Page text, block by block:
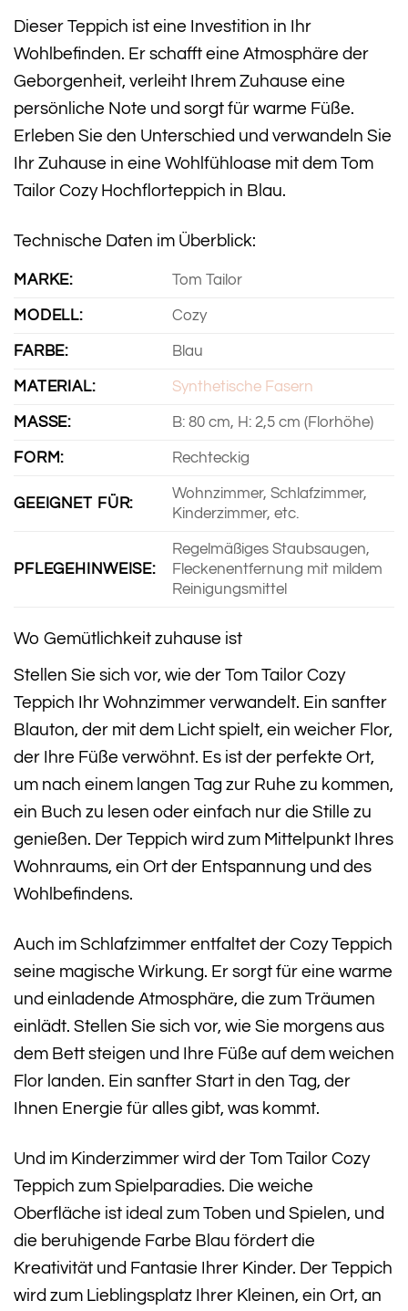
Dieser Teppich ist eine Investition in Ihr
Wohlbefinden. Er schafft eine Atmosphäre der
Geborgenheit, verleiht Ihrem Zuhause eine
persönliche Note und sorgt für warme Füße.
Erleben Sie den Unterschied und verwandeln Sie
Ihr Zuhause in eine Wohlfühloase mit dem Tom
Tailor Cozy Hochflorteppich in Blau.
Technische Daten im Überblick:
MARKE: Tom Tailor
MODELL: Cozy
FARBE: Blau
MATERIAL: Synthetische Fasern
MASSE: B: 80 cm, H: 2,5 cm (Florhöhe)
FORM: Rechteckig
GEEIGNET FÜR:
Wohnzimmer, Schlafzimmer,
Kinderzimmer, etc.
PFLEGEHINWEISE:
Regelmäßiges Staubsaugen,
Fleckenentfernung mit mildem
Reinigungsmittel
Wo Gemütlichkeit zuhause ist
Stellen Sie sich vor, wie der Tom Tailor Cozy
Teppich Ihr Wohnzimmer verwandelt. Ein sanfter
Blauton, der mit dem Licht spielt, ein weicher Flor,
der Ihre Füße verwöhnt. Es ist der perfekte Ort,
um nach einem langen Tag zur Ruhe zu kommen,
ein Buch zu lesen oder einfach nur die Stille zu
genießen. Der Teppich wird zum Mittelpunkt Ihres
Wohnraums, ein Ort der Entspannung und des
Wohlbefindens.
Auch im Schlafzimmer entfaltet der Cozy Teppich
seine magische Wirkung. Er sorgt für eine warme
und einladende Atmosphäre, die zum Träumen
einlädt. Stellen Sie sich vor, wie Sie morgens aus
dem Bett steigen und Ihre Füße auf dem weichen
Flor landen. Ein sanfter Start in den Tag, der
Ihnen Energie für alles gibt, was kommt.
Und im Kinderzimmer wird der Tom Tailor Cozy
Teppich zum Spielparadies. Die weiche
Oberfläche ist ideal zum Toben und Spielen, und
die beruhigende Farbe Blau fördert die
Kreativität und Fantasie Ihrer Kinder. Der Teppich
wird zum Lieblingsplatz Ihrer Kleinen, ein Ort, an